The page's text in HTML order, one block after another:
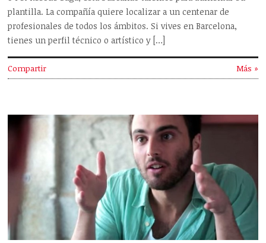
plantilla. La compañía quiere localizar a un centenar de
profesionales de todos los ámbitos. Si vives en Barcelona,
tienes un perfil técnico o artístico y […]
Compartir Más »